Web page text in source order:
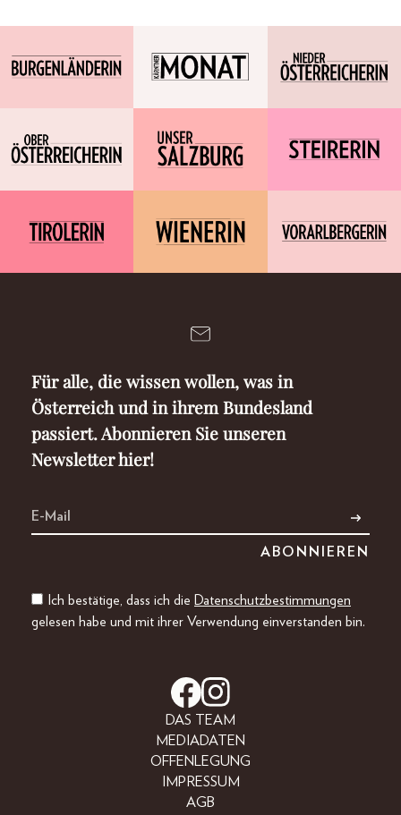
Für alle, die wissen wollen, was in
Österreich und in ihrem Bundesland
passiert. Abonnieren Sie unseren
Newsletter hier!
Ich bestätige, dass ich die Datenschutzbestimmungen
gelesen habe und mit ihrer Verwendung einverstanden bin.
DAS TEAM
MEDIADATEN
OFFENLEGUNG
IMPRESSUM
AGB